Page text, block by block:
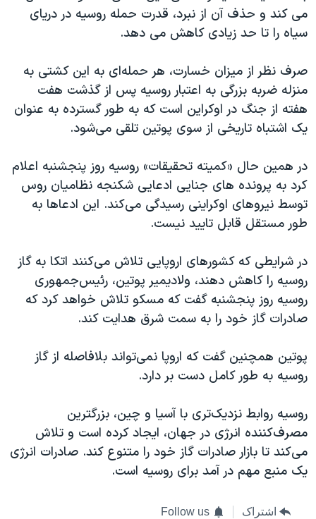
می کند و حذف آن از نبرد، قدرت حمله روسیه در دریای
سیاه را تا حد زیادی کاهش می دهد.
صرف نظر از میزان خسارت، هر حمله‌ای به این کشتی به
منزله ضربه بزرگی به اعتبار روسیه پس از گذشت هفت
هفته از جنگ در اوکراین است که به طور گسترده به عنوان
یک اشتباه تاریخی از سوی پوتین تلقی می‌شود.
در همین حال «کمیته تحقیقات» روسیه روز پنجشنبه اعلام
کرد به پرونده های جنایی ادعایی شکنجه نظامیان روس
توسط نیروهای اوکراینی رسیدگی می‌کند. این ادعاها به
طور مستقل قابل تایید نیست.
در شرایطی که کشورهای اروپایی تلاش می‌کنند اتکا به گاز
روسیه را کاهش دهند، ولادیمیر پوتین، رئیس‌جمهوری
روسیه روز پنجشنبه گفت که مسکو تلاش خواهد کرد که
صادرات گاز خود را به سمت شرق هدایت کند.
پوتین همچنین گفت که اروپا نمی‌تواند بلافاصله از گاز
روسیه به طور کامل دست بر دارد.
روسیه روابط نزدیک‌تری با آسیا و چین، بزرگترین
مصرف‌کننده انرژی در جهان، ایجاد کرده است و تلاش
می‌کند تا بازار صادرات گاز خود را متنوع کند. صادرات انرژی
یک منبع مهم در آمد برای روسیه است.
اشتراک Follow us